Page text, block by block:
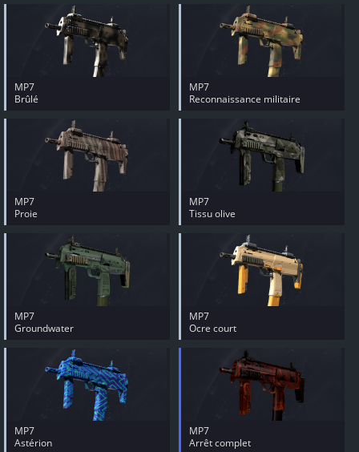
MP7
Brûlé
MP7
Reconnaissance militaire
MP7
Proie
MP7
Tissu olive
MP7
Groundwater
MP7
Ocre court
MP7
Astérion
MP7
Arrêt complet